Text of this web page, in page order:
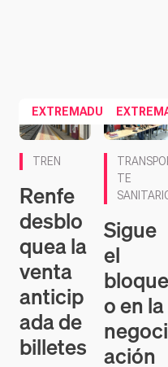
Renfe
desblo
quea la
venta
anticip
ada de
billetes
TE
SANITARIO
Sigue
el
bloque
o en la
negoci
ación